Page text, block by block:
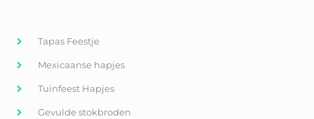
Tapas Feestje
Mexicaanse hapjes
Tuinfeest Hapjes
Gevulde stokbroden